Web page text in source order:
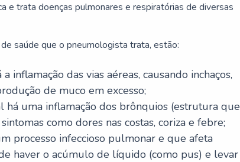
e trata doenças pulmonares e respiratórias de diversas
saúde que o pneumologista trata, estão:
inflamação das vias aéreas, causando inchaços,
de muco em excesso;
há uma inflamação dos brônquios (estrutura que
como dores nas costas, coriza e febre;
processo infeccioso pulmonar e que afeta
haver o acúmulo de líquido (como pus) e levar